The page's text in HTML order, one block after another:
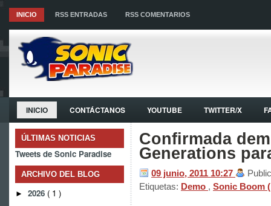
INICIO RSS ENTRADAS RSS COMENTARIOS
INICIO CONTÁCTANOS YOUTUBE TWITTER/X
ÚLTIMAS NOTICIAS
Tweets de Sonic Paradise
ARCHIVO DEL BLOG
► 2026 ( 1 )
Confirmada
Generations
09 junio, 2011 10:27
Etiquetas: Demo , Sonic Boom